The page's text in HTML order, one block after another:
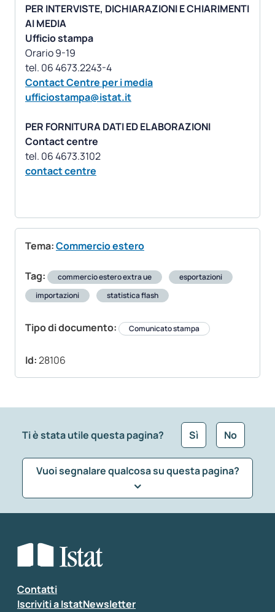
PER INTERVISTE, DICHIARAZIONI E CHIARIMENTI
AI MEDIA
Ufficio stampa
Orario 9-19
Contact Centre per i media
ufficiostampa@istat.it
PER FORNITURA DATI ED ELABORAZIONI
Contact centre
contact centre
Tema:Commercio estero
Tag: commercio estero extra ue
esportazioni
importazioni
statistica flash
Tipo di documento: Comunicato stampa
Id:28106
Ti è stata utile questa pagina? Sì No
Vuoi segnalare qualcosa su questa pagina?
Seleziona la tipologia della segnalazione
Inserisci il tuo commento
Contatti
Iscriviti a IstatNewsletter